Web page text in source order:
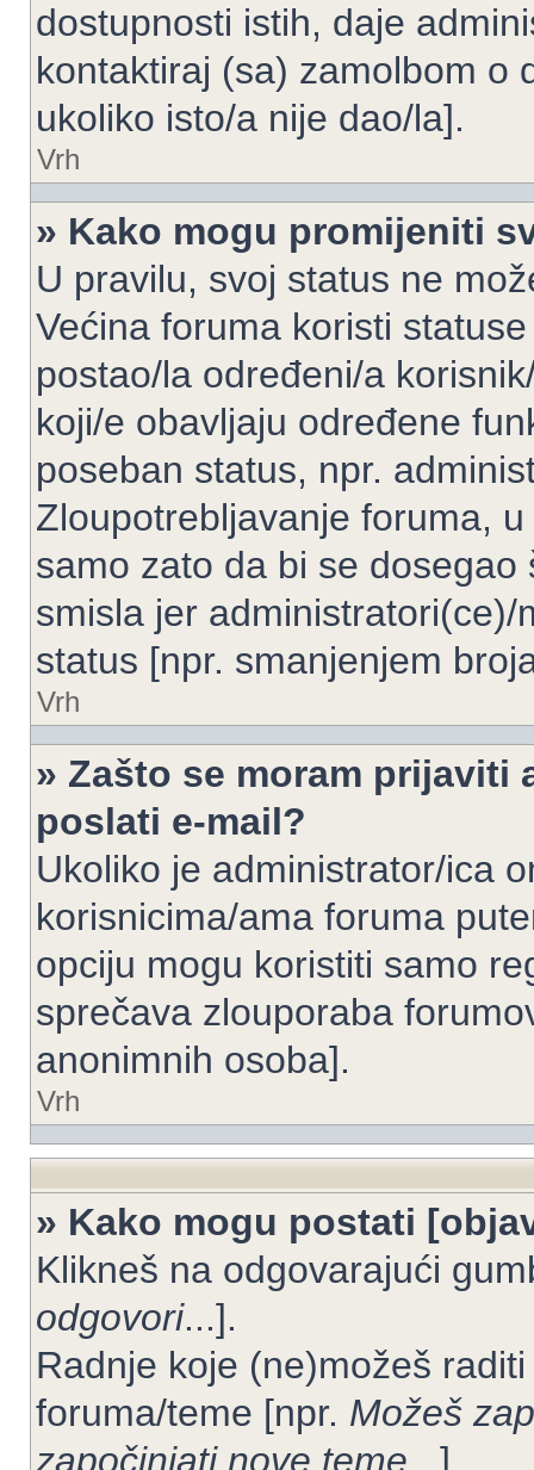
dostupnosti istih, daje
kontaktiraj (sa) zamolbom o
ukoliko isto/a nije dao/la].
Vrh
» Kako mogu promijeniti
U pravilu, svoj status ne
Većina foruma koristi
postao/la određeni/a
koji/e obavljaju određene
poseban status, npr.
Zloupotrebljavanje foruma,
samo zato da bi se
smisla jer
status [npr. smanjenjem
Vrh
» Zašto se moram prijaviti
poslati e-mail?
Ukoliko je administrator/ica
korisnicima/ama foruma
opciju mogu koristiti samo
sprečava zlouporaba
anonimnih osoba].
Vrh
» Kako mogu postati
Klikneš na odgovarajući
odgovori...].
Radnje koje (ne)možeš
foruma/teme [npr. Možeš
započinjati nove teme ...].